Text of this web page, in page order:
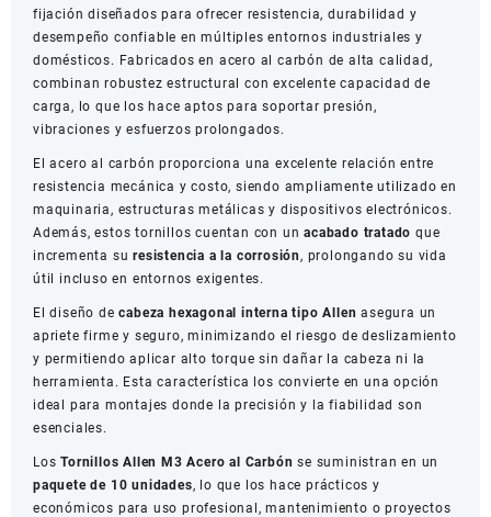
fijación diseñados para ofrecer resistencia, durabilidad y
desempeño confiable en múltiples entornos industriales y
domésticos. Fabricados en acero al carbón de alta calidad,
combinan robustez estructural con excelente capacidad de
carga, lo que los hace aptos para soportar presión,
vibraciones y esfuerzos prolongados.
El acero al carbón proporciona una excelente relación entre
resistencia mecánica y costo, siendo ampliamente utilizado en
maquinaria, estructuras metálicas y dispositivos electrónicos.
Además, estos tornillos cuentan con unacabado tratado que
incrementa suresistencia a la corrosión , prolongando su vida
útil incluso en entornos exigentes.
El diseño decabeza hexagonal interna tipo Allen asegura un
apriete firme y seguro, minimizando el riesgo de deslizamiento
y permitiendo aplicar alto torque sin dañar la cabeza ni la
herramienta. Esta característica los convierte en una opción
ideal para montajes donde la precisión y la fiabilidad son
esenciales.
LosTornillos Allen M3 Acero al Carbón se suministran en un
paquete de 10 unidades, lo que los hace prácticos y
económicos para uso profesional, mantenimiento o proyectos